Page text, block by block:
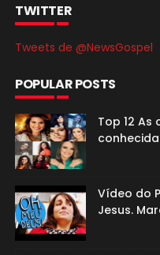
TWITTER
Tweets de @NewsGospel
POPULAR POSTS
Top 12
Vídeo do
Jesus.